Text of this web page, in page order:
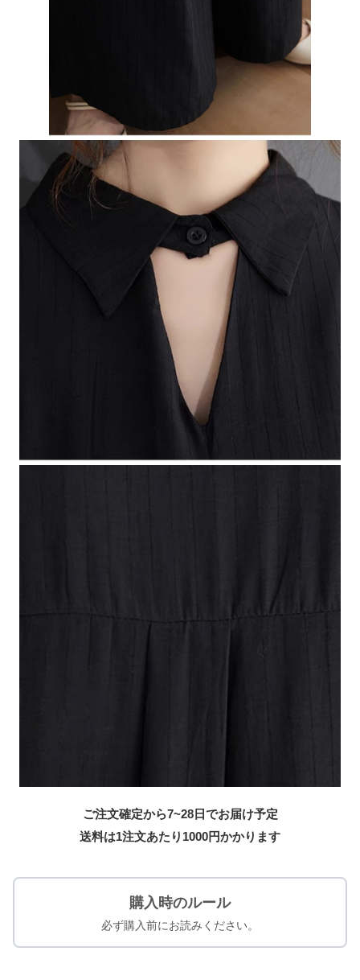
ご注文確定から7~28日でお届け予定
送料は1注文あたり 1000円かかります
購入時のルール
必ず購入前にお読みください。